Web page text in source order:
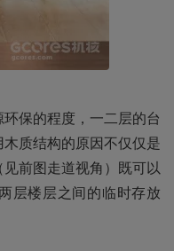
保的程度，一二层的台
质结构的原因不仅仅是
前图走道视角）既可以
层楼层之间的临时存放